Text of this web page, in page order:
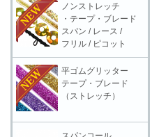
ノンストレッチ
・テープ・ブレード
スパン / レース /
フリル / ピコット
平ゴムグリッター
テープ・ブレード
（ストレッチ）